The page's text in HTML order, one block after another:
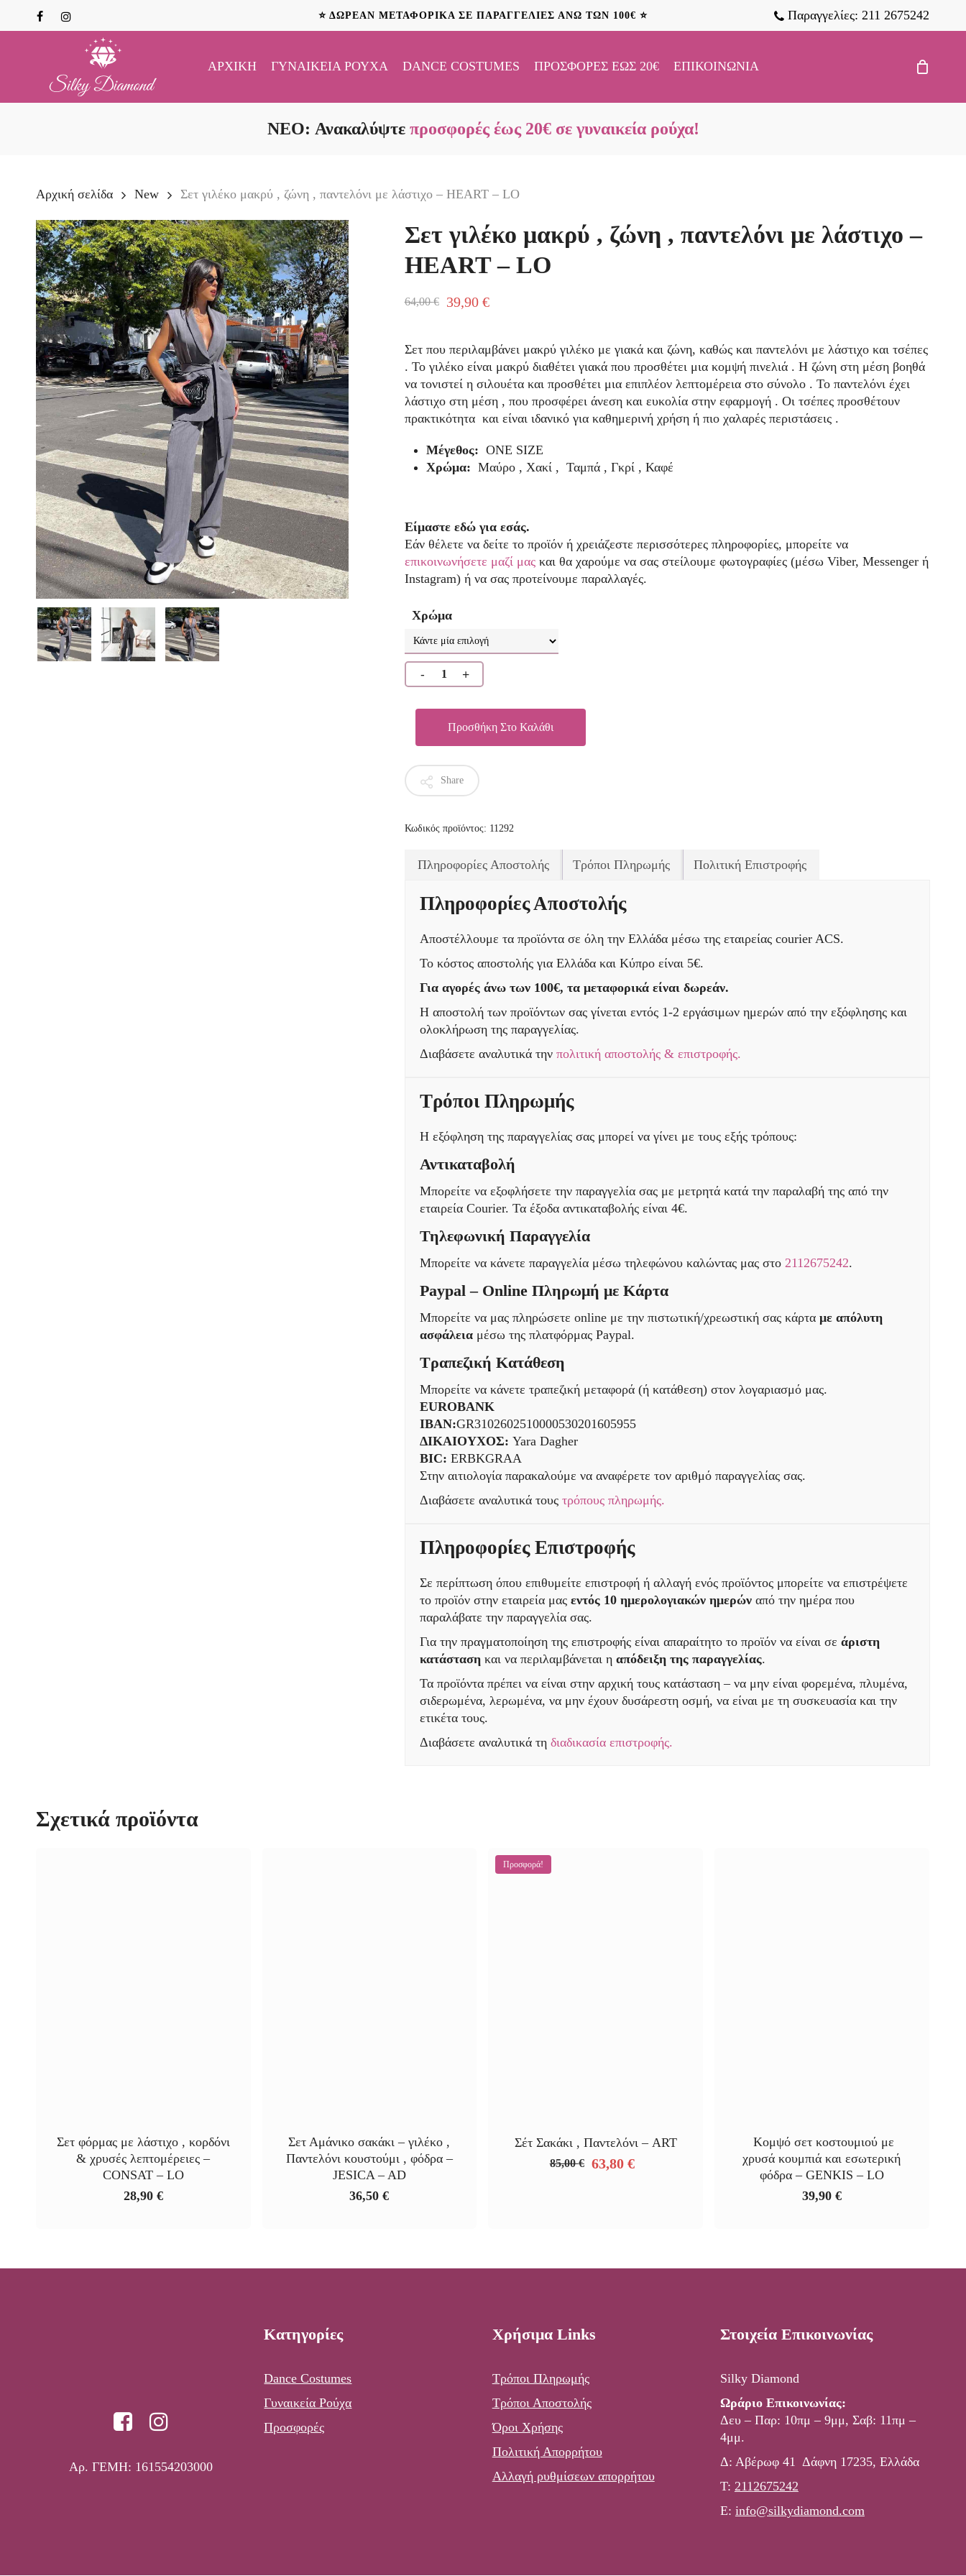
facebookinstagram ⭐ ΔΩΡΕΑΝ ΜΕΤΑΦΟΡΙΚΑ ΣΕ ΠΑΡΑΓΓΕΛΙΕΣ ΑΝΩ ΤΩΝ 100€ ⭐ Παραγγελίες: 211 2675242
ΑΡΧΙΚΉ ΓΥΝΑΙΚΕΊΑ ΡΟΎΧΑ DANCE COSTUMES ΠΡΟΣΦΟΡΈΣ ΈΩΣ 20€ ΕΠΙΚΟΙΝΩΝΊΑ
NEO: Ανακαλύψτε προσφορές έως 20€ σε γυναικεία ρούχα!
Αρχική σελίδα New Σετ γιλέκο μακρύ , ζώνη , παντελόνι με λάστιχο – HEART – LO
Σετ γιλέκο μακρύ , ζώνη , παντελόνι με λάστιχο –
HEART – LO
64,00€
Original
was:
64,00 €.
39,90 €
Η
τιμή
είναι:
39,90 €.
Σετ που περιλαμβάνει μακρύ γιλέκο με γιακά και ζώνη, καθώς και παντελόνι με λάστιχο και τσέπες
. Το γιλέκο είναι μακρύ διαθέτει γιακά που προσθέτει μια κομψή πινελιά . Η ζώνη στη μέση βοηθά
να τονιστεί η σιλουέτα και προσθέτει μια επιπλέον λεπτομέρεια στο σύνολο . Το παντελόνι έχει
λάστιχο στη μέση , που προσφέρει άνεση και ευκολία στην εφαρμογή . Οι τσέπες προσθέτουν
πρακτικότητα και είναι ιδανικό για καθημερινή χρήση ή πιο χαλαρές περιστάσεις .
Μέγεθος: ONE SIZE
Χρώμα: Μαύρο , Χακί , Ταμπά , Γκρί , Καφέ
Είμαστε εδώ για εσάς.
Εάν θέλετε να δείτε το προϊόν ή χρειάζεστε περισσότερες πληροφορίες, μπορείτε να
επικοινωνήσετε μαζί μαςκαι θα χαρούμε να σας στείλουμε φωτογραφίες (μέσω Viber, Messenger ή
Instagram) ή να σας προτείνουμε παραλλαγές.
Χρώμα
Προσθήκη Στο Καλάθι
Share
Κωδικός προϊόντος: 11292
Πληροφορίες Αποστολής Τρόποι Πληρωμής Πολιτική Επιστροφής
Πληροφορίες Αποστολής
Αποστέλλουμε τα προϊόντα σε όλη την Ελλάδα μέσω της εταιρείας courier ACS.
Το κόστος αποστολής για Ελλάδα και Κύπρο είναι 5€.
Για αγορές άνω των 100€, τα μεταφορικά είναι δωρεάν.
Η αποστολή των προϊόντων σας γίνεται εντός 1-2 εργάσιμων ημερών από την εξόφλησης και
ολοκλήρωση της παραγγελίας.
Διαβάσετε αναλυτικά την πολιτική αποστολής & επιστροφής.
Τρόποι Πληρωμής
Η εξόφληση της παραγγελίας σας μπορεί να γίνει με τους εξής τρόπους:
Αντικαταβολή
Μπορείτε να εξοφλήσετε την παραγγελία σας με μετρητά κατά την παραλαβή της από την
εταιρεία Courier. Τα έξοδα αντικαταβολής είναι 4€.
Τηλεφωνική Παραγγελία
Μπορείτε να κάνετε παραγγελία μέσω τηλεφώνου καλώντας μας στο 2112675242.
Paypal – Online Πληρωμή με Κάρτα
Μπορείτε να μας πληρώσετε online με την πιστωτική/χρεωστική σας κάρτα με απόλυτη
ασφάλειαμέσω της πλατφόρμας Paypal.
Τραπεζική Κατάθεση
Μπορείτε να κάνετε τραπεζική μεταφορά (ή κατάθεση) στον λογαριασμό μας.
EUROBANK
IBAN:GR3102602510000530201605955
ΔΙΚΑΙΟΥΧΟΣ: Yara Dagher
BIC: ERBKGRAA
Στην αιτιολογία παρακαλούμε να αναφέρετε τον αριθμό παραγγελίας σας.
Διαβάσετε αναλυτικά τους τρόπους πληρωμής.
Πληροφορίες Επιστροφής
Σε περίπτωση όπου επιθυμείτε επιστροφή ή αλλαγή ενός προϊόντος μπορείτε να επιστρέψετε
το προϊόν στην εταιρεία μας εντός 10 ημερολογιακών ημερώναπό την ημέρα που
παραλάβατε την παραγγελία σας.
Για την πραγματοποίηση της επιστροφής είναι απαραίτητο το προϊόν να είναι σε άριστη
κατάστασηκαι να περιλαμβάνεται η απόδειξη της παραγγελίας.
Τα προϊόντα πρέπει να είναι στην αρχική τους κατάσταση – να μην είναι φορεμένα, πλυμένα,
σιδερωμένα, λερωμένα, να μην έχουν δυσάρεστη οσμή, να είναι με τη συσκευασία και την
ετικέτα τους.
Διαβάσετε αναλυτικά τη διαδικασία επιστροφής.
Σχετικά προϊόντα
Σετ φόρμας με λάστιχο , κορδόνι
& χρυσές λεπτομέρειες –
CONSAT – LO
28,90 €
Σετ Αμάνικο σακάκι – γιλέκο ,
Παντελόνι κουστούμι , φόδρα –
JESICA – AD
36,50€
Προσφορά!
Σέτ Σακάκι , Παντελόνι – ART
85,00€
Original
63,80 €
Η
Κομψό σετ κοστουμιού με
χρυσά κουμπιά και εσωτερική
φόδρα – GENKIS – LO
39,90 €
Αρ. ΓΕΜΗ: 161554203000
Κατηγορίες
Dance Costumes
Γυναικεία Ρούχα
Προσφορές
Χρήσιμα Links
Τρόποι Πληρωμής
Τρόποι Αποστολής
Όροι Χρήσης
Πολιτική Απορρήτου
Αλλαγή ρυθμίσεων απορρήτου
Στοιχεία Επικοινωνίας
Silky Diamond
Ωράριο Επικοινωνίας:
Δευ – Παρ: 10πμ – 9μμ, Σαβ: 11πμ –
4μμ.
Δ: Αβέρωφ 41 Δάφνη 17235, Ελλάδα
Τ: 2112675242
E: info@silkydiamond.com